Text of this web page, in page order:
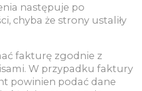
następuje po
chyba że strony ustaliły
fakturę zgodnie z
W przypadku faktury
powinien podać dane